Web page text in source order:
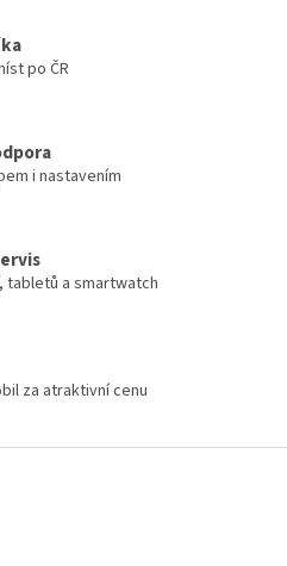
po ČR
i nastavením
a smartwatch
za atraktivní cenu